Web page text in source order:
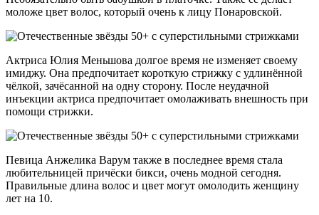
моложе цвет волос, который очень к лицу Понаровской.
Актриса Юлия Меньшова долгое время не изменяет своему
имиджу. Она предпочитает короткую стрижку с удлинённой
чёлкой, зачёсанной на одну сторону. После неудачной
инъекции актриса предпочитает омолаживать внешность при
помощи стрижки.
Певица Анжелика Варум также в последнее время стала
любительницей причёски бикси, очень модной сегодня.
Правильные длина волос и цвет могут омолодить женщину
лет на 10.